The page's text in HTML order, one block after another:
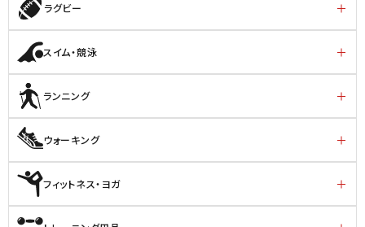
ラグビー
スイム・競泳
ランニング
ウォーキング
フィットネス・ヨガ